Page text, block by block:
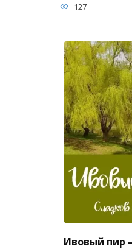
127
Ивовый пир